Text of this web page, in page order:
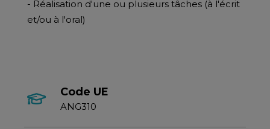
- Réalisation d'une ou plusieurs tâches (à l'écrit
et/ou à l'oral)
Code UE
ANG310